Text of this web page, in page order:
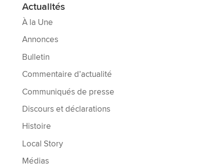
Actualités
À la Une
Annonces
Bulletin
Commentaire d’actualité
Communiqués de presse
Discours et déclarations
Histoire
Local Story
Médias